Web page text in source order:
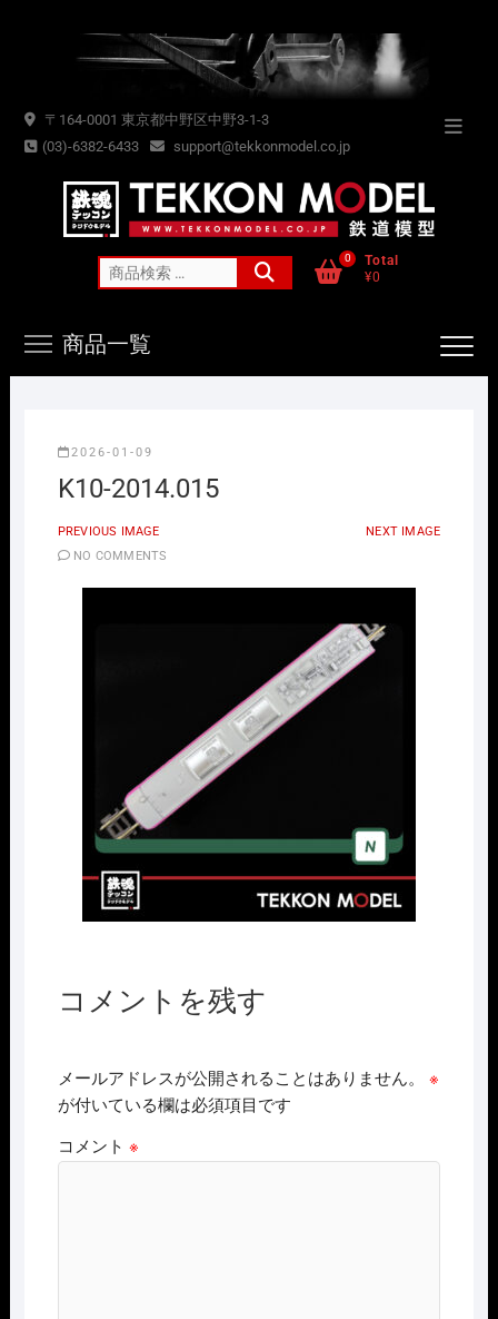
〒164-0001 東京都中野区中野3-1-3
(03)-6382-6433
support@tekkonmodel.co.jp
索
0
Total
¥0
商品一覧
2026-01-09
K10-2014.015
PREVIOUS IMAGE
NEXT IMAGE
NO COMMENTS
コメントを残す
メールアドレスが公開されることはありません。
※
が付いている欄は必須項目です
コメント ※